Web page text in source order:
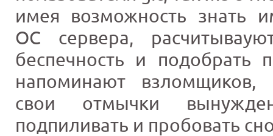
имея возможность знать
ОС сервера,
беспечность и подобрать
напоминают взломщиков,
свои отмычки
подпиливать и пробовать